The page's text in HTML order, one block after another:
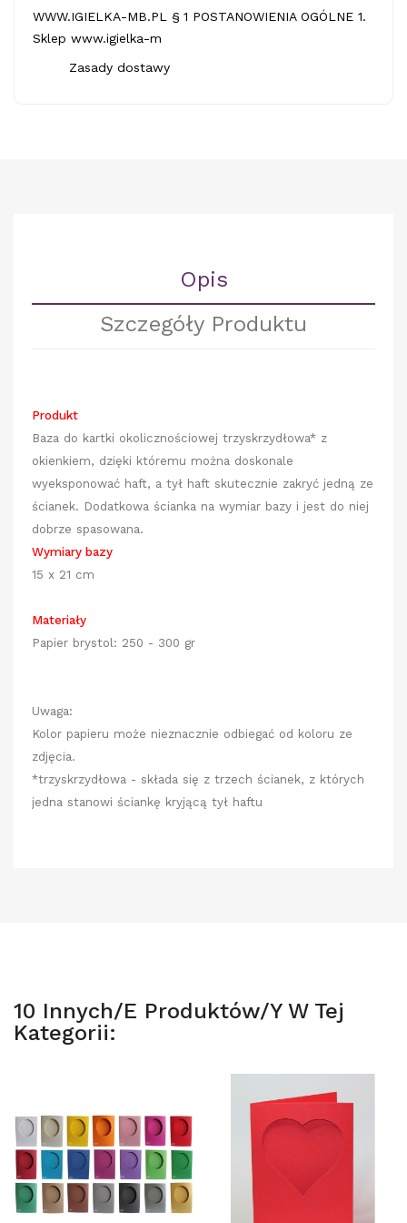
WWW.IGIELKA-MB.PL § 1 POSTANOWIENIA OGÓLNE 1.
Sklep www.igielka-m
Zasady dostawy
Opis
Szczegóły Produktu
Produkt
Baza do kartki okolicznościowej trzyskrzydłowa* z
okienkiem, dzięki któremu można doskonale
wyeksponować haft, a tył haft skutecznie zakryć jedną ze
ścianek. Dodatkowa ścianka na wymiar bazy i jest do niej
dobrze spasowana.
Wymiary bazy
15 x 21 cm
Materiały
Papier brystol: 250 - 300 gr
Uwaga:
Kolor papieru może nieznacznie odbiegać od koloru ze
zdjęcia.
*trzyskrzydłowa - składa się z trzech ścianek, z których
jedna stanowi ściankę kryjącą tył haftu
10 Innych/e Produktów/y W Tej
Kategorii: